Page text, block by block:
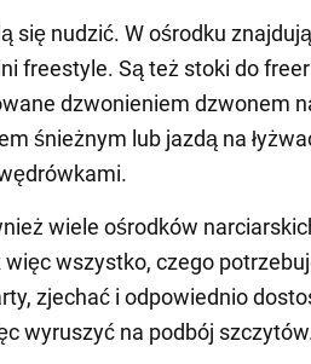
się nudzić. W ośrodku
freestyle. Są też stoki do
dzwonieniem dzwonem
śnieżnym lub jazdą na
wiele ośrodków
wszystko, czego
zjechać i odpowiednio
wyruszyć na podbój